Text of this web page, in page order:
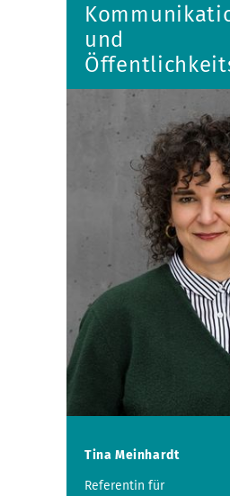
und
Tina Meinhardt
Referentin für